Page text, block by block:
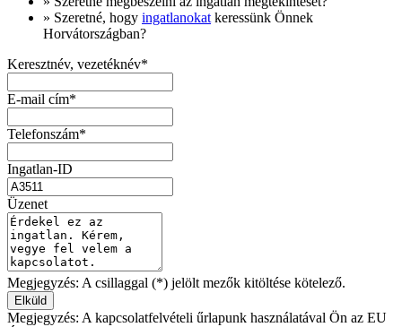
» Szeretné, hogy ingatlanokat keressünk Önnek
Horvátországban?
Keresztnév, vezetéknév*
E-mail cím*
Telefonszám*
Ingatlan-ID
Üzenet
Megjegyzés: A csillaggal (*) jelölt mezők kitöltése kötelező.
Megjegyzés: A kapcsolatfelvételi űrlapunk használatával Ön az EU